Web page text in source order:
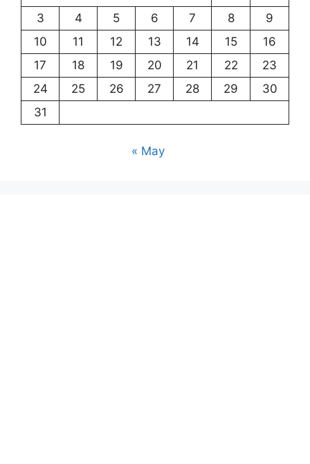
3
4 5 6 7 8
9
10
11 12 13 14 15
16
17
18 19 20 21 22
23
24
25 26 27 28 29
30
31
« May